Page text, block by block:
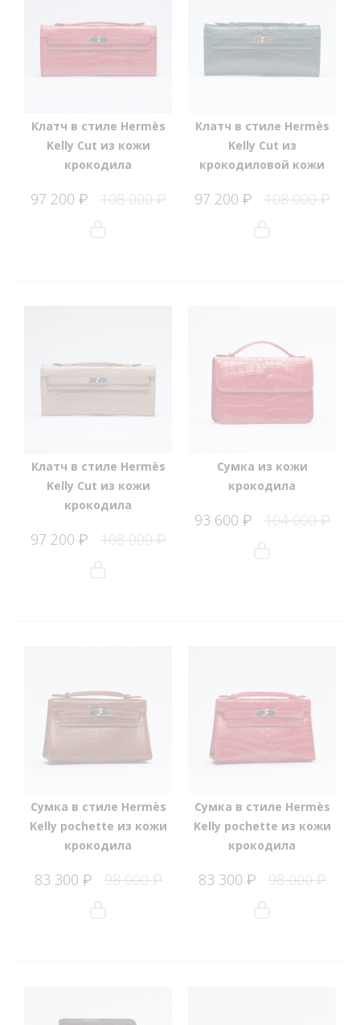
Клатч в стиле Hermès
Kelly Cut из кожи
крокодила
97 200 ₽ 108 000₽
Клатч в стиле Hermès
Kelly Cut из
крокодиловой кожи
97 200 ₽ 108 000₽
Клатч в стиле Hermès
Kelly Cut из кожи
крокодила
97 200 ₽ 108 000₽
Сумка из кожи
крокодила
93 600 ₽ 104 000₽
Сумка в стиле Hermès
Kelly pochette из кожи
крокодила
83 300 ₽ 98 000₽
Сумка в стиле Hermès
Kelly pochette из кожи
крокодила
83 300 ₽ 98 000₽